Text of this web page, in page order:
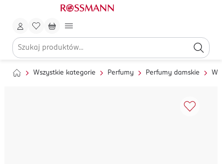
Wszystkie kategorie Perfumy Perfumy damskie